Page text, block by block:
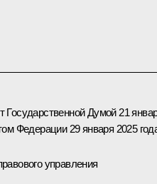
Государственной Думой 21
Федерации 29 января 2025
управления